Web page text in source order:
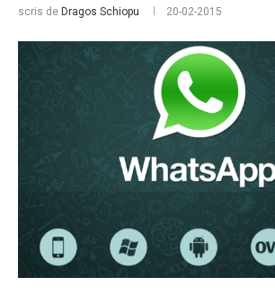
scris de Dragos Schiopu 20-02-2015